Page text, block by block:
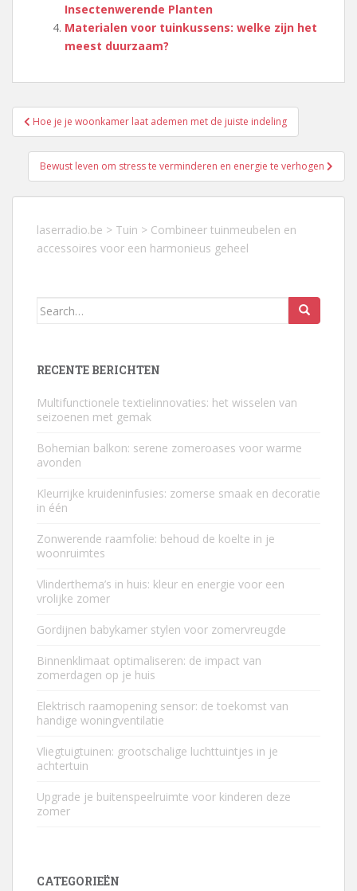
Insectenwerende Planten
Materialen voor tuinkussens: welke zijn het
meest duurzaam?
Berichtnavigatie
Hoe je je woonkamer laat ademen met de juiste indeling
Bewust leven om stress te verminderen en energie te verhogen
laserradio.be > Tuin > Combineer tuinmeubelen en
accessoires voor een harmonieus geheel
Search
RECENTE BERICHTEN
Multifunctionele textielinnovaties: het wisselen van
seizoenen met gemak
Bohemian balkon: serene zomeroases voor warme
avonden
Kleurrijke kruideninfusies: zomerse smaak en decoratie
in één
Zonwerende raamfolie: behoud de koelte in je
woonruimtes
Vlinderthema’s in huis: kleur en energie voor een
vrolijke zomer
Gordijnen babykamer stylen voor zomervreugde
Binnenklimaat optimaliseren: de impact van
zomerdagen op je huis
Elektrisch raamopening sensor: de toekomst van
handige woningventilatie
Vliegtuigtuinen: grootschalige luchttuintjes in je
achtertuin
Upgrade je buitenspeelruimte voor kinderen deze
zomer
CATEGORIEËN